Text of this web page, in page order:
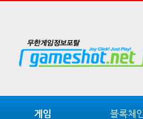
게임 블록체인